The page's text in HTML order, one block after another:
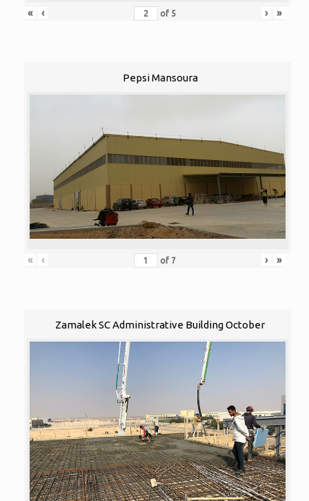
« ‹ of 5 › »
Pepsi Mansoura
« ‹ of 7 › »
Zamalek SC Administrative Building October